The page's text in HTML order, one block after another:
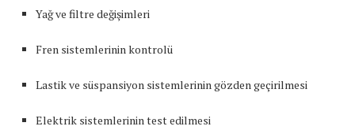
Yağ ve filtre değişimleri
Fren sistemlerinin kontrolü
Lastik ve süspansiyon sistemlerinin gözden geçirilmesi
Elektrik sistemlerinin test edilmesi